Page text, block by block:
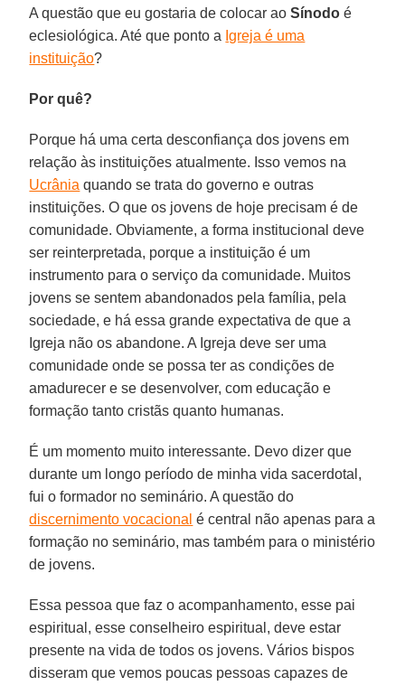
A questão que eu gostaria de colocar aoSínodo é
eclesiológica. Até que ponto a Igreja é uma
instituição?
Por quê?
Porque há uma certa desconfiança dos jovens em
relação às instituições atualmente. Isso vemos na
Ucrânia quando se trata do governo e outras
instituições. O que os jovens de hoje precisam é de
comunidade. Obviamente, a forma institucional deve
ser reinterpretada, porque a instituição é um
instrumento para o serviço da comunidade. Muitos
jovens se sentem abandonados pela família, pela
sociedade, e há essa grande expectativa de que a
Igreja não os abandone. A Igreja deve ser uma
comunidade onde se possa ter as condições de
amadurecer e se desenvolver, com educação e
formação tanto cristãs quanto humanas.
É um momento muito interessante. Devo dizer que
durante um longo período de minha vida sacerdotal,
fui o formador no seminário. A questão do
discernimento vocacional é central não apenas para a
formação no seminário, mas também para o ministério
de jovens.
Essa pessoa que faz o acompanhamento, esse pai
espiritual, esse conselheiro espiritual, deve estar
presente na vida de todos os jovens. Vários bispos
disseram que vemos poucas pessoas capazes de